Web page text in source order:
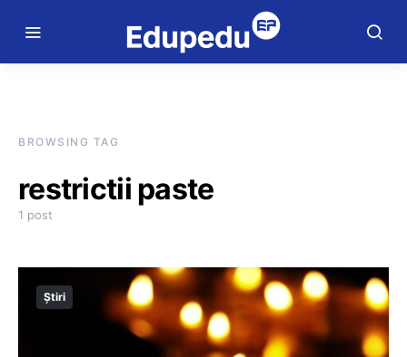
BROWSING TAG
restrictii paste
1 post
Știri